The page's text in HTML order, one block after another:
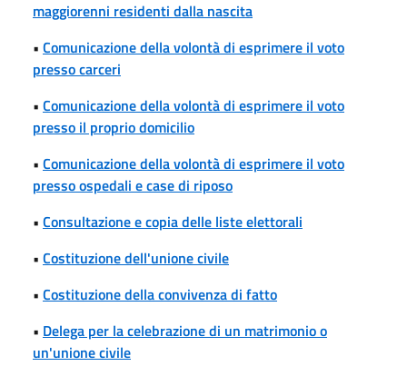
maggiorenni residenti dalla nascita
• Comunicazione della volontà di esprimere il voto
presso carceri
• Comunicazione della volontà di esprimere il voto
presso il proprio domicilio
• Comunicazione della volontà di esprimere il voto
presso ospedali e case di riposo
• Consultazione e copia delle liste elettorali
• Costituzione dell'unione civile
• Costituzione della convivenza di fatto
• Delega per la celebrazione di un matrimonio o
un'unione civile